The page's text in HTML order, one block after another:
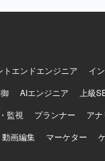
トエンドエンジニア イ
AIエンジニア 上級
監視 プランナー アナ
動画編集 マーケター